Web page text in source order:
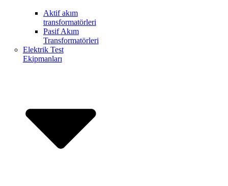
Aktif akım
transformatörleri
Pasif Akım
Transformatörleri
Elektrik Test
Ekipmanları